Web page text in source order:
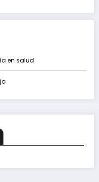
en salud